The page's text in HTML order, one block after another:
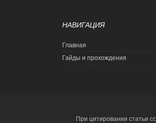
НАВИГАЦИЯ
Главная
Гайды и прохождения
При цитировании статьи